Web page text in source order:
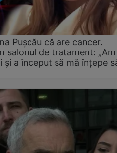
Pușcău că are cancer.
salonul de tratament:
a început să mă înțepe